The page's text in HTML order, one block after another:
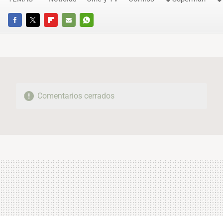
FACEBOOKTWITTERFLIPBOARD
E-
WHATSAPP
Comentarios cerrados